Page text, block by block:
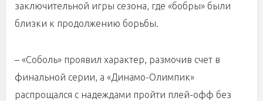
заключительной игры сезона, где «бобры» были
близки к продолжению борьбы.
– «Соболь» проявил характер, размочив счет в
финальной серии, а «Динамо-Олимпик»
распрощался с надеждами пройти плей-офф без